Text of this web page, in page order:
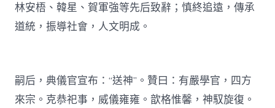
林安梧、韓星、賀軍強等先后致辭；慎終追遠，傳承
道統，振導社會，人文明成。
嗣后，典儀官宣布：“送神”。贊曰：有嚴學官，四方
來宗。克恭祀事，威儀雍雍。歆格惟馨，神馭旋復。